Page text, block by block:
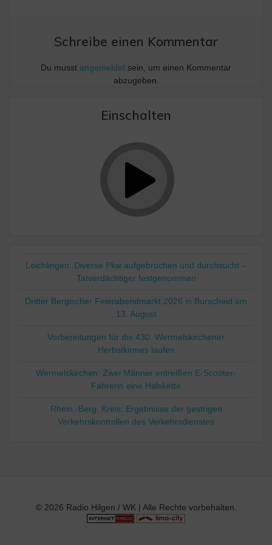
Schreibe einen Kommentar
Du musst angemeldet sein, um einen Kommentar
abzugeben.
Einschalten
Leichlingen: Diverse Pkw aufgebrochen und durchsucht –
Tatverdächtiger festgenommen
Dritter Bergischer Feierabendmarkt 2026 in Burscheid am
13. August
Vorbereitungen für die 430. Wermelskirchener
Herbstkirmes laufen
Wermelskirchen: Zwei Männer entreißen E-Scooter-
Fahrerin eine Halskette
Rhein.-Berg. Kreis: Ergebnisse der gestrigen
Verkehrskontrollen des Verkehrsdienstes
© 2026 Radio Hilgen / WK | Alle Rechte vorbehalten.